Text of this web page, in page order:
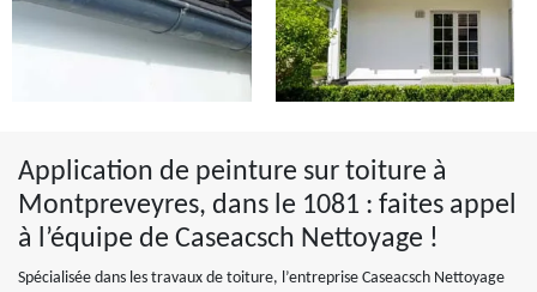
Application de peinture sur toiture à
Montpreveyres, dans le 1081 : faites appel
à l’équipe de Caseacsch Nettoyage !
Spécialisée dans les travaux de toiture, l’entreprise Caseacsch Nettoyage